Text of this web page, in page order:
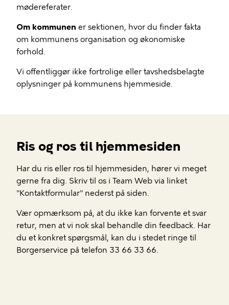
mødereferater.
Om kommunen er sektionen, hvor du finder fakta
om kommunens organisation og økonomiske
forhold.
Vi offentliggør ikke fortrolige eller tavshedsbelagte
oplysninger på kommunens hjemmeside.
Ris og ros til hjemmesiden
Har du ris eller ros til hjemmesiden, hører vi meget
gerne fra dig. Skriv til os i Team Web via linket
"Kontaktformular" nederst på siden.
Vær opmærksom på, at du ikke kan forvente et svar
retur, men at vi nok skal behandle din feedback. Har
du et konkret spørgsmål, kan du i stedet ringe til
Borgerservice på telefon 33 66 33 66.